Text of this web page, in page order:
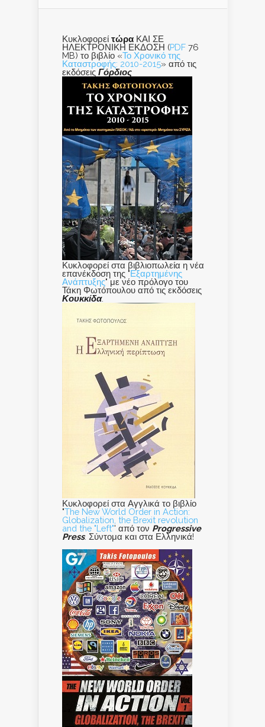
Κυκλοφορεί τώρα ΚΑΙ ΣΕ
ΗΛΕΚΤΡΟΝΙΚΗ ΕΚΔΟΣΗ (PDF 76
MB) το βιβλίο «Το Χρονικό της
Καταστροφής: 2010-2015» από τις
εκδόσεις Γόρδιος
Κυκλοφορεί στα βιβλιοπωλεία η νέα
επανέκδοση της "Εξαρτημένης
Ανάπτυξης" με νέο πρόλογο του
Τάκη Φωτόπουλου από τις εκδόσεις
Κουκκίδα.
Κυκλοφορεί στα Αγγλικά το βιβλίο
"The New World Order in Action:
Globalization, the Brexit revolution
and the "Left"' από τον Progressive
Press. Σύντομα και στα Ελληνικά!